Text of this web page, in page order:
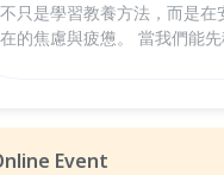
不只是學習教養方法，而是
在的焦慮與疲憊。 當我們能
Event